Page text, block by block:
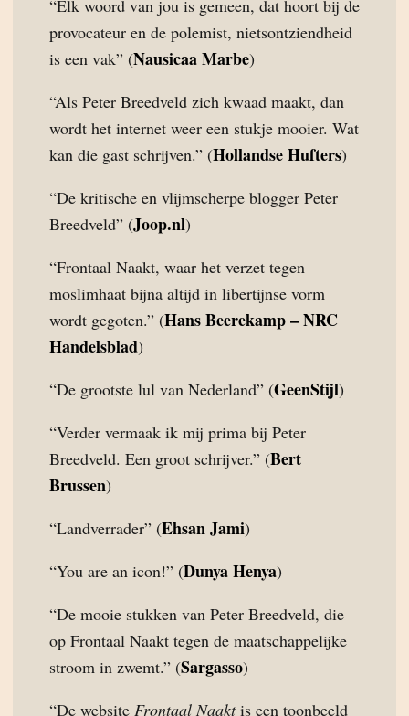
“Elk woord van jou is gemeen, dat hoort bij de
provocateur en de polemist, nietsontziendheid
is een vak” (Nausicaa Marbe)
“Als Peter Breedveld zich kwaad maakt, dan
wordt het internet weer een stukje mooier. Wat
kan die gast schrijven.” (Hollandse Hufters)
“De kritische en vlijmscherpe blogger Peter
Breedveld” (Joop.nl)
“Frontaal Naakt, waar het verzet tegen
moslimhaat bijna altijd in libertijnse vorm
wordt gegoten.” (Hans Beerekamp – NRC
Handelsblad)
“De grootste lul van Nederland” (GeenStijl)
“Verder vermaak ik mij prima bij Peter
Breedveld. Een groot schrijver.” (Bert
Brussen)
“Landverrader” (Ehsan Jami)
“You are an icon!” (Dunya Henya)
“De mooie stukken van Peter Breedveld, die
op Frontaal Naakt tegen de maatschappelijke
stroom in zwemt.” (Sargasso)
“De website Frontaal Naaktis een toonbeeld